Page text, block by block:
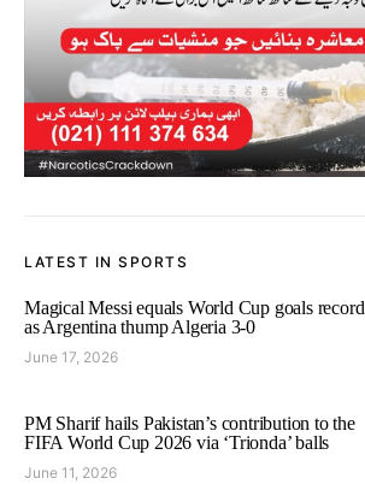
LATEST IN SPORTS
Magical Messi equals World Cup goals record
as Argentina thump Algeria 3-0
June 17, 2026
PM Sharif hails Pakistan’s contribution to the
FIFA World Cup 2026 via ‘Trionda’ balls
June 11, 2026